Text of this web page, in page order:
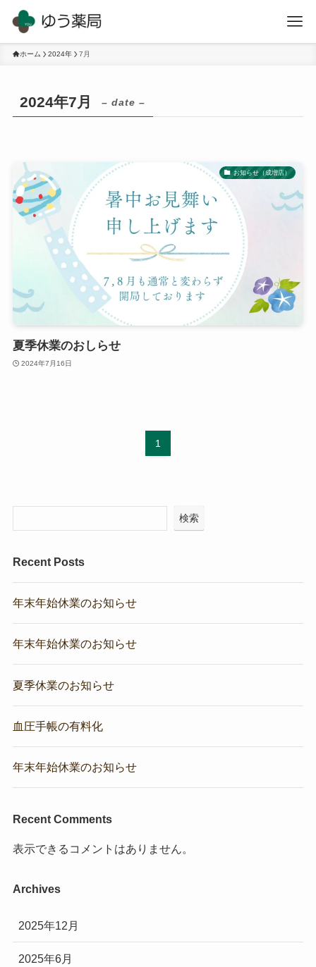
ホーム 2024年 7月
2024年7月 – date –
お知らせ（成増店）
夏季休業のおしらせ
2024年7月16日
1
検索
Recent Posts
年末年始休業のお知らせ
年末年始休業のお知らせ
夏季休業のお知らせ
血圧手帳の有料化
年末年始休業のお知らせ
Recent Comments
表示できるコメントはありません。
Archives
2025年12月
2025年6月